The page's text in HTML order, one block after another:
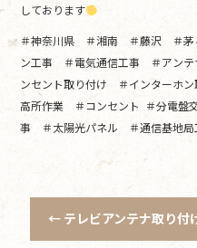
しております
＃神奈川県 ＃湘南 ＃藤沢 ＃
ン工事 ＃電気通信工事 ＃アン
ンセント取り付け ＃インターホ
高所作業 ＃コンセント ＃分電盤
事 ＃太陽光パネル ＃通信基地
← テレビアンテナ取り付